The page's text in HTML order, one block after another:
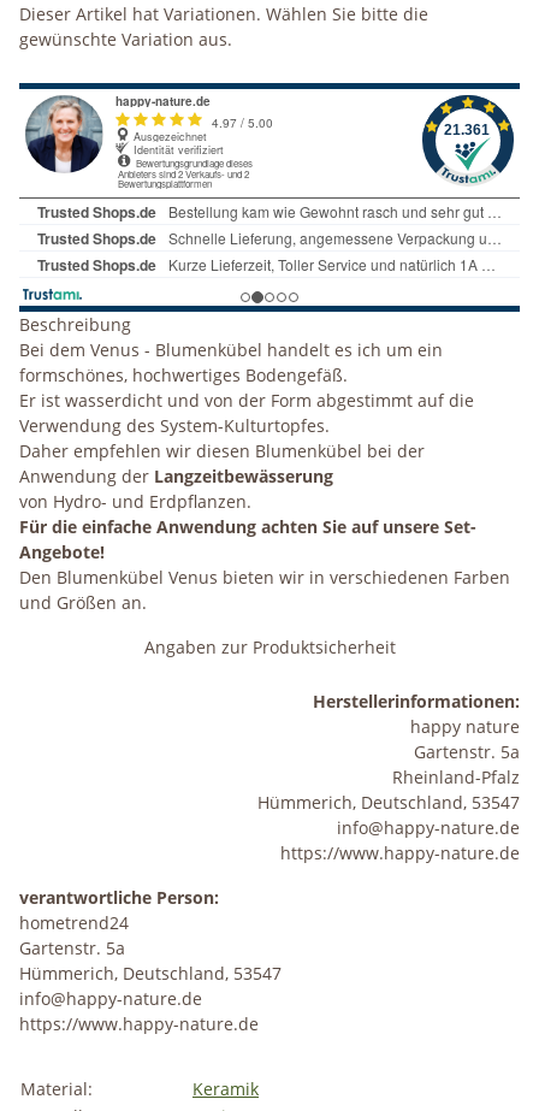
x
Dieser Artikel hat Variationen. Wählen Sie bitte die
gewünschte Variation aus.
Beschreibung
Bei dem Venus - Blumenkübel handelt es ich um ein
formschönes, hochwertiges Bodengefäß.
Er ist wasserdicht und von der Form abgestimmt auf die
Verwendung des System-Kulturtopfes.
Daher empfehlen wir diesen Blumenkübel bei der
Anwendung der Langzeitbewässerung
von Hydro- und Erdpflanzen.
Für die einfache Anwendung achten Sie auf unsere Set-
Angebote!
Den Blumenkübel Venus bieten wir in verschiedenen Farben
und Größen an.
Angaben zur Produktsicherheit
Herstellerinformationen:
happy nature
Gartenstr. 5a
Rheinland-Pfalz
Hümmerich, Deutschland, 53547
info@happy-nature.de
https://www.happy-nature.de
verantwortliche Person:
hometrend24
Gartenstr. 5a
Hümmerich, Deutschland, 53547
info@happy-nature.de
https://www.happy-nature.de
Material:
Keramik